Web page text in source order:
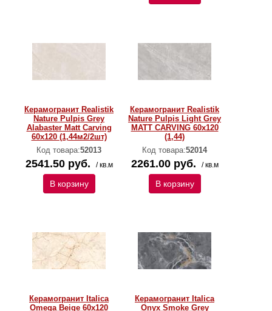
Керамогранит Realistik
Nature Pulpis Grey
Alabaster Matt Carving
60x120 (1,44м2/2шт)
Код товара:52013
2541.50 руб. / кв.м
В корзину
Керамогранит Realistik
Nature Pulpis Light Grey
MATT CARVING 60х120
(1,44)
Код товара:52014
2261.00 руб. / кв.м
В корзину
Керамогранит Italica
Omega Beige 60x120
Керамогранит Italica
Onyx Smoke Grey